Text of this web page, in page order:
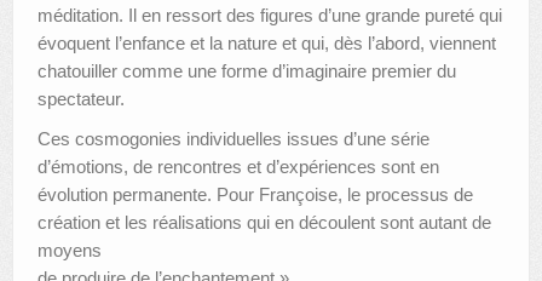
méditation. Il en ressort des figures d’une grande pureté qui
évoquent l’enfance et la nature et qui, dès l’abord, viennent
chatouiller comme une forme d’imaginaire premier du
spectateur.
Ces cosmogonies individuelles issues d’une série
d’émotions, de rencontres et d’expériences sont en
évolution permanente. Pour Françoise, le processus de
création et les réalisations qui en découlent sont autant de
moyens